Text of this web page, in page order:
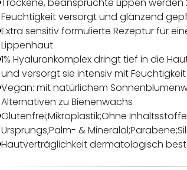
Feuchtigkeit versorgt und glänzend
Extra sensitiv formulierte Rezeptur für
Lippenhaut
1% Hyaluronkomplex dringt tief in die
und versorgt sie intensiv mit Feuchtigkeit
Vegan: mit natürlichem
Alternativen zu Bienenwachs
Glutenfrei;Mikroplastik;Ohne
Ursprungs;Palm- &
Hautverträglichkeit dermatologisch